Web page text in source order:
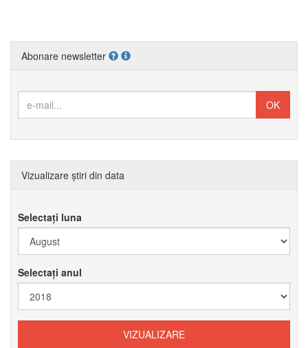
Abonare newsletter
Vizualizare știri din data
Selectați luna
Selectați anul